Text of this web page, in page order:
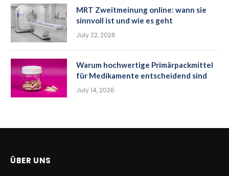
MRT Zweitmeinung online: wann sie
sinnvoll ist und wie es geht
July 22, 2026
Warum hochwertige Primärpackmittel
für Medikamente entscheidend sind
July 14, 2026
ÜBER UNS